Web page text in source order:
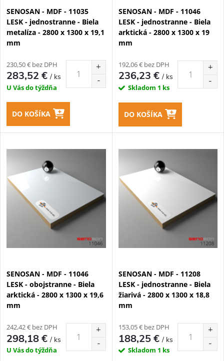
p
r
o
d
u
k
t
o
p
r
o
d
u
k
t
o
SENOSAN - MDF - 11035
LESK - jednostranne - Biela
metalíza - 2800 x 1300 x 19,1
mm
230,50 € bez DPH
283,52 €/ ks
U Vás do týždňa
DO KOŠÍKA
SENOSAN - MDF - 11046
LESK - jednostranne - Biela
arktická - 2800 x 1300 x 19
mm
192,06 € bez DPH
236,23 €/ ks
Skladom 1 ks
DO KOŠÍKA
SENOSAN - MDF - 11046
LESK - obojstranne - Biela
arktická - 2800 x 1300 x 19,6
mm
242,42 € bez DPH
298,18 €/ ks
U Vás do týždňa
SENOSAN - MDF - 11208
LESK - jednostranne - Biela
žiarivá - 2800 x 1300 x 18,8
mm
153,05 € bez DPH
188,25 €/ ks
Skladom 1 ks